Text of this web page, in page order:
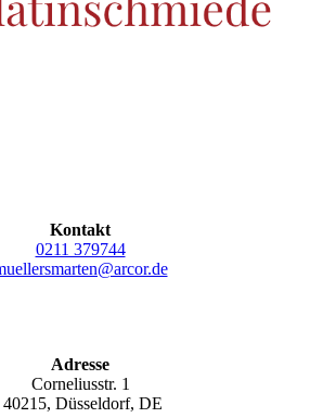
Kontakt
0211 379744
Adresse
Corneliusstr. 1
40215, Düsseldorf, DE